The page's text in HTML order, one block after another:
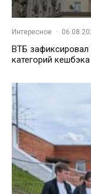
Интересное ·
ВТБ зафиксировал
категорий кешбэка